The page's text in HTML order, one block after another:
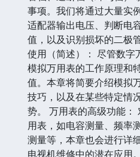
事项。我们将通过大量实
适配器输出电压、判断电
值，以及识别损坏的二极
使用（简述）： 尽管数
模拟万用表的工作原理和
值。本章将简要介绍模拟
技巧，以及在某些特定情
势。 万用表的高级功能：
用表，如电容测量、频率
测量等，本章也会进行详
电视机维修中的潜在应用